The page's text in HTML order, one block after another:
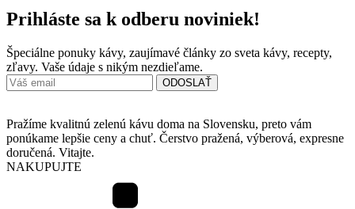
Prihláste sa k odberu noviniek!
Špeciálne ponuky kávy, zaujímavé články zo sveta kávy, recepty,
zľavy. Vaše údaje s nikým nezdieľame.
Pražíme kvalitnú zelenú kávu doma na Slovensku, preto vám
ponúkame lepšie ceny a chuť. Čerstvo pražená, výberová, expresne
doručená. Vitajte.
NAKUPUJTE